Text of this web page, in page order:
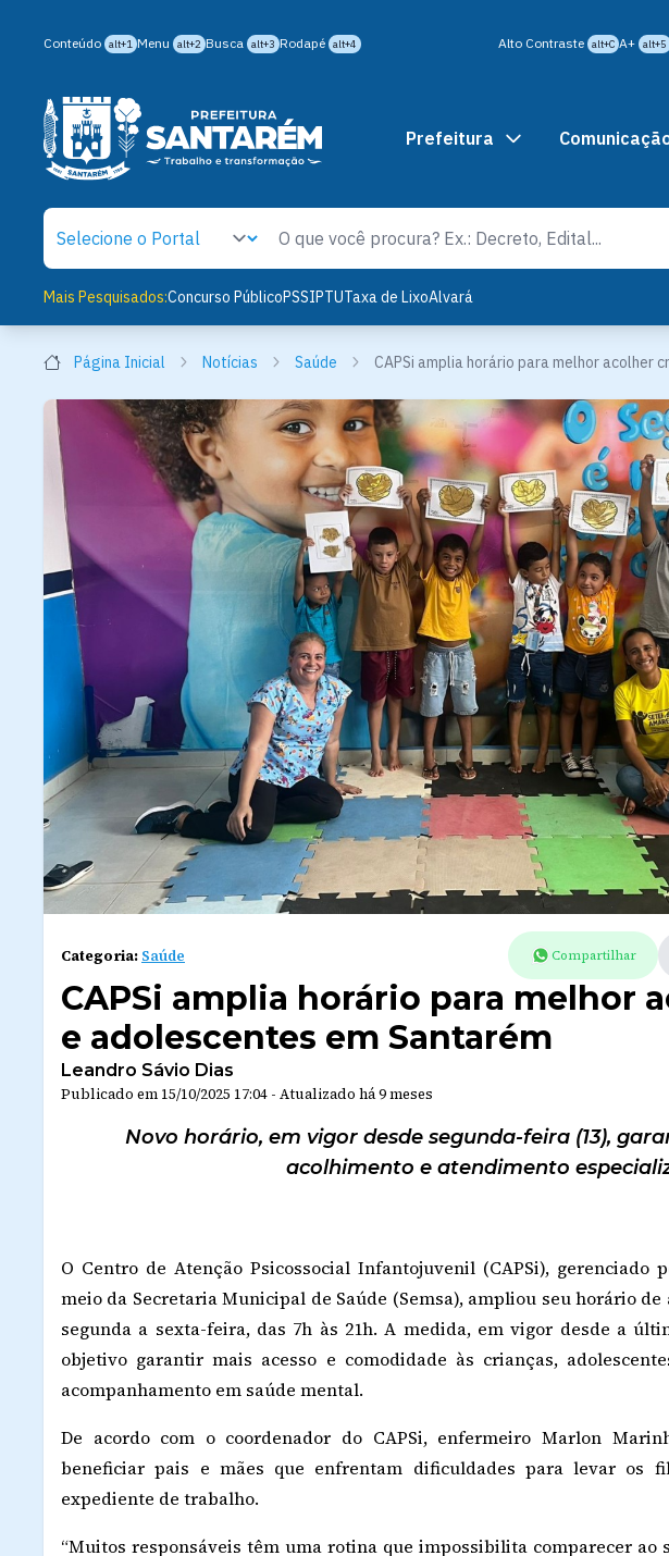
Conteúdo alt+1 Menu alt+2 Busca alt+3 Rodapé alt+4 Alto Contraste alt+C A+ alt+5
Prefeitura
Mais Pesquisados:Concurso PúblicoPSSIPTUTaxa de LixoAlvará
Página Inicial Notícias Saúde CAPSi amplia horário para melhor acolher
Categoria: Saúde Compartilhar
CAPSi amplia horário para melhor
e adolescentes em Santarém
Leandro Sávio Dias
Publicado em 15/10/2025 17:04 - Atualizado há 9 meses
Novo horário, em vigor desde segunda-feira (13),
acolhimento e atendimento
O Centro de Atenção Psicossocial Infantojuvenil (CAPSi), gerenciado
meio da Secretaria Municipal de Saúde (Semsa), ampliou seu horário
segunda a sexta-feira, das 7h às 21h. A medida, em vigor desde a
objetivo garantir mais acesso e comodidade às crianças,
acompanhamento em saúde mental.
De acordo com o coordenador do CAPSi, enfermeiro Marlon
beneficiar pais e mães que enfrentam dificuldades para levar os
expediente de trabalho.
“Muitos responsáveis têm uma rotina que impossibilita comparecer